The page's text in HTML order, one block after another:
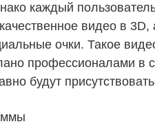
каждый
видео в 3D,
очки. Такое
профессионалами в
будут